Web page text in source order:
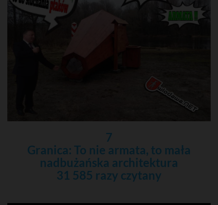
7
Granica: To nie armata, to mała
nadbużańska architektura
31 585 razy czytany